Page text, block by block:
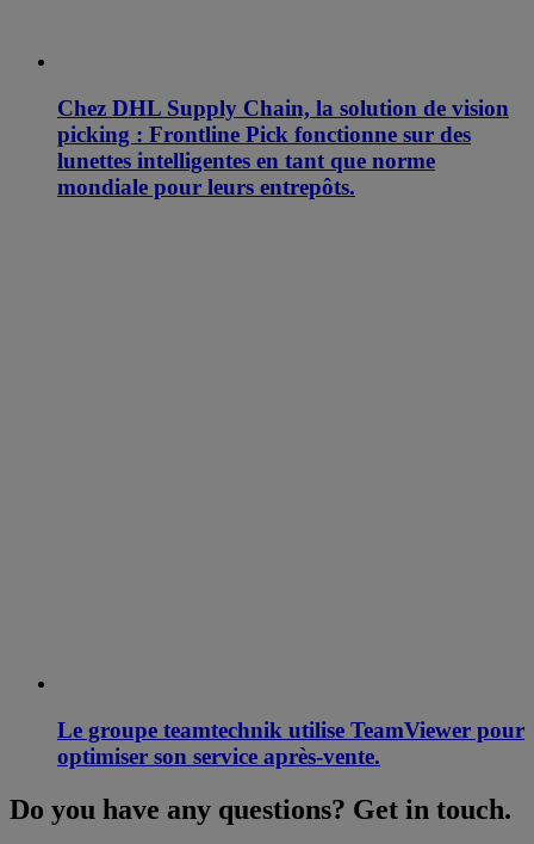
Chez DHL Supply Chain, la solution de vision
picking : Frontline Pick fonctionne sur des
lunettes intelligentes en tant que norme
mondiale pour leurs entrepôts.
Le groupe teamtechnik utilise TeamViewer pour
optimiser son service après-vente.
Do you have any questions? Get in touch.